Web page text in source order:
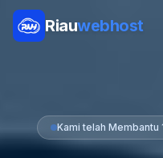
Riauwebhost
Kami telah Membantu